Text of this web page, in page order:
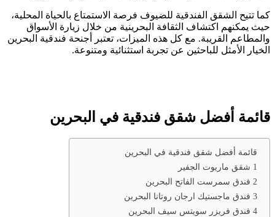
كما تتيح الشقق الفندقية للضيوف فرصة الاستمتاع بالحياة المحلية،
حيث يمكنهم اكتشاف الثقافة البحرينية من خلال زيارة الأسواق
والمطاعم القريبة. مع كل هذه الميزات، تعتبر أجنحة فندقية البحرين
الخيار الأمثل للباحثين عن تجربة استثنائية ومتنوعة.
قائمة أفضل شقق فندقية في البحرين
قائمة أفضل شقق فندقية في البحرين
1 شقق ماريوت الجفير
2 فندق سمرست الفاتح البحرين
3 فندق ماجستيك ارجان روتانا البحرين
4 فندق فريزر سويتس سيف البحرين